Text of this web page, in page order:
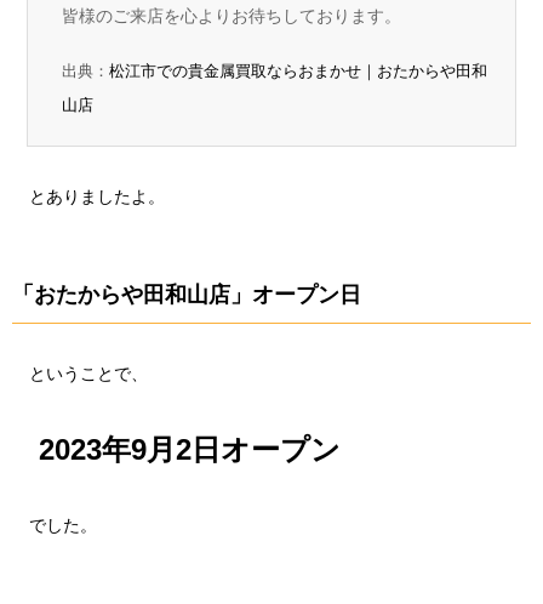
皆様のご来店を心よりお待ちしております。
出典：松江市での貴金属買取ならおまかせ｜おたからや田和
山店
とありましたよ。
「おたからや田和山店」オープン日
ということで、
2023年9月2日オープン
でした。